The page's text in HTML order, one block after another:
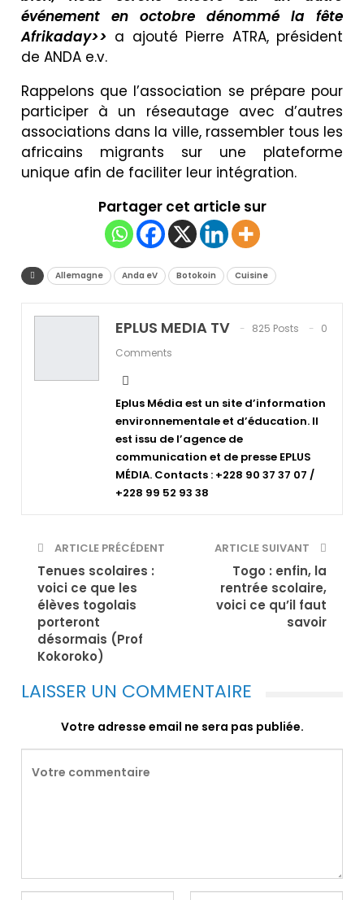
événement en octobre dénommé la fête
Afrikaday>> a ajouté Pierre ATRA, président
de ANDA e.v.
Rappelons que l’association se prépare pour
participer à un réseautage avec d’autres
associations dans la ville, rassembler tous les
africains migrants sur une plateforme
unique afin de faciliter leur intégration.
Partager cet article sur
Allemagne Anda eV Botokoin Cuisine
EPLUS MEDIA TV 825 Posts
0
Comments
Eplus Média est un site d’information
environnementale et d’éducation. Il
est issu de l’agence de
communication et de presse EPLUS
MÉDIA. Contacts : +228 90 37 37 07 /
+228 99 52 93 38
ARTICLE PRÉCÉDENT
Tenues scolaires :
voici ce que les
élèves togolais
porteront
désormais (Prof
Kokoroko)
ARTICLE SUIVANT
Togo : enfin, la
rentrée scolaire,
voici ce qu’il faut
savoir
LAISSER UN COMMENTAIRE
Votre adresse email ne sera pas publiée.